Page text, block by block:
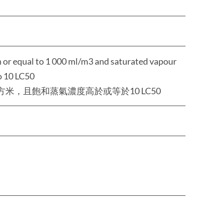
equal to 1 000 ml/m3 and saturated vapour
LC50
，且飽和蒸氣濃度高於或等於10 LC50